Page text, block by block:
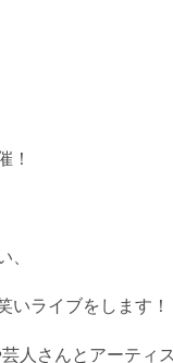
！
いライブをします！
人さんとアーティ